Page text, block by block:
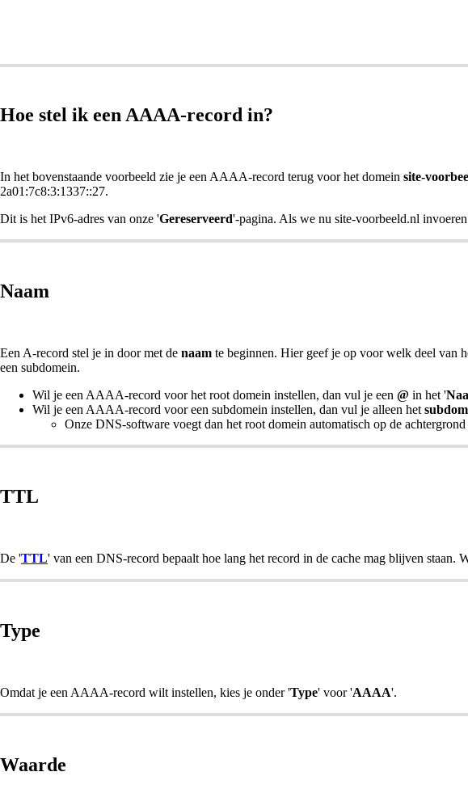
Hoe stel ik een AAAA-record in?
In het bovenstaande voorbeeld zie je een AAAA-record terug voor het domein site-
2a01:7c8:3:1337::27.
Dit is het IPv6-adres van onze 'Gereserveerd'-pagina. Als we nu site-voorbeeld.nl
Naam
Een A-record stel je in door met de naam te beginnen. Hier geef je op voor welk deel van
een subdomein.
Wil je een AAAA-record voor het root domein instellen, dan vul je een @ in het '
Wil je een AAAA-record voor een subdomein instellen, dan vul je alleen het
Onze DNS-software voegt dan het root domein automatisch op de achtergrond
TTL
De 'TTL' van een DNS-record bepaalt hoe lang het record in de cache mag blijven
Type
Omdat je een AAAA-record wilt instellen, kies je onder 'Type' voor 'AAAA'.
Waarde